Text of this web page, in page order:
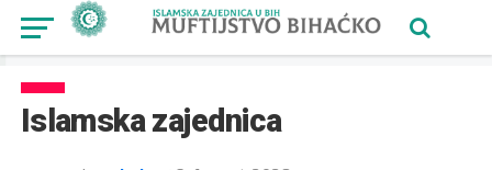
Islamska zajednica